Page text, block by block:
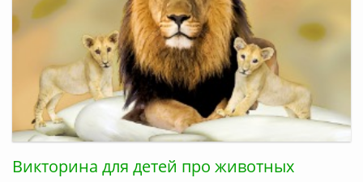
Викторина для детей про животных